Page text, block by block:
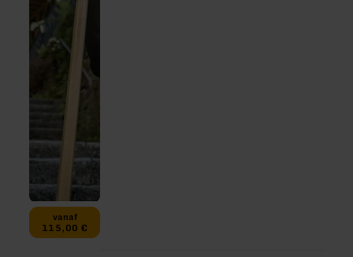
vanaf
115,00 €